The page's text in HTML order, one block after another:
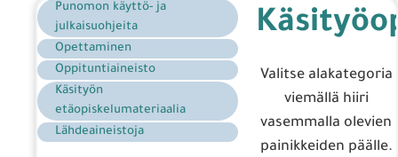
Punomon käyttö- ja
julkaisuohjeita
Opettaminen
Oppituntiaineisto
Käsityön
etäopiskelumateriaalia
Lähdeaineistoja
Valitse alakategoria
viemällä hiiri
vasemmalla olevien
painikkeiden päälle.